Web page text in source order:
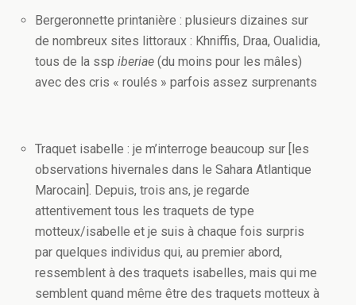
Bergeronnette printanière : plusieurs dizaines sur
de nombreux sites littoraux : Khniffis, Draa, Oualidia,
tous de la sspiberiae (du moins pour les mâles)
avec des cris « roulés » parfois assez surprenants
Traquet isabelle : je m’interroge beaucoup sur [les
observations hivernales dans le Sahara Atlantique
Marocain]. Depuis, trois ans, je regarde
attentivement tous les traquets de type
motteux/isabelle et je suis à chaque fois surpris
par quelques individus qui, au premier abord,
ressemblent à des traquets isabelles, mais qui me
semblent quand même être des traquets motteux à